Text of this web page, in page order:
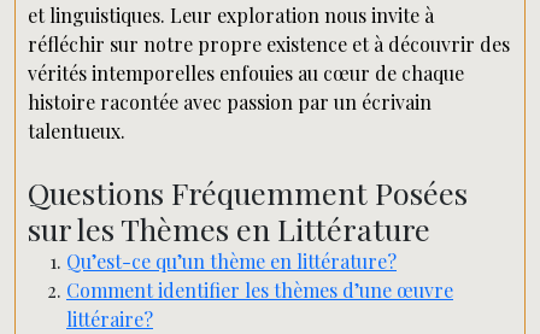
et linguistiques. Leur exploration nous invite à
réfléchir sur notre propre existence et à découvrir des
vérités intemporelles enfouies au cœur de chaque
histoire racontée avec passion par un écrivain
talentueux.
Questions Fréquemment Posées
sur les Thèmes en Littérature
Qu’est-ce qu’un thème en littérature?
Comment identifier les thèmes d’une œuvre
littéraire?